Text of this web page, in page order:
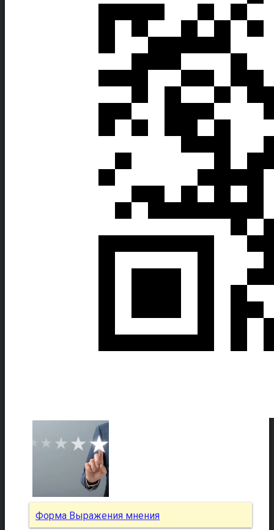
Форма Выражения мнения